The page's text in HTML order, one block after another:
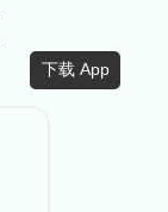
下载 App